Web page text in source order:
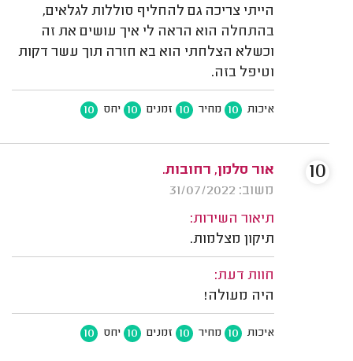
הייתי צריכה גם להחליף סוללות לגלאים,
בהתחלה הוא הראה לי איך עושים את זה
וכשלא הצלחתי הוא בא חזרה תוך עשר דקות
וטיפל בזה.
איכות 10 מחיר 10 זמנים 10 יחס 10
אור סלמן, רחובות.
משוב: 31/07/2022
תיאור השירות:
תיקון מצלמות.
חוות דעת:
היה מעולה!
איכות 10 מחיר 10 זמנים 10 יחס 10
10